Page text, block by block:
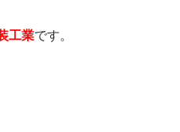
工業です。